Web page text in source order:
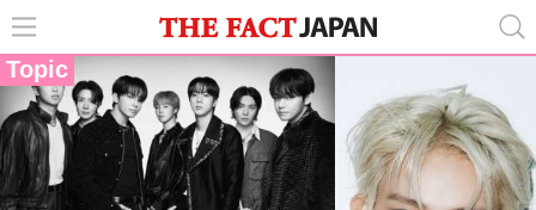
Topic